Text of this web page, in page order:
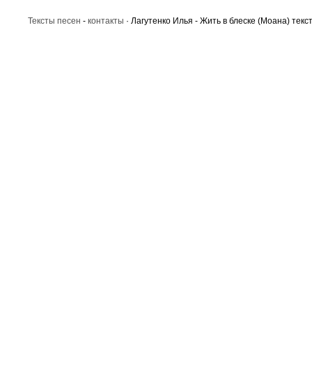
Тексты песен - контакты · Лагутенко Илья - Жить в блеске (Моана)